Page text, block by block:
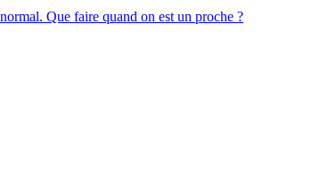
Que faire quand on est un proche ?